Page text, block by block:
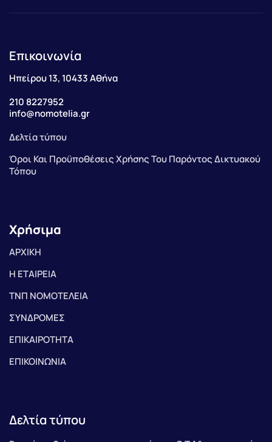
Επικοινωνία
Ηπείρου 13, 10433 Αθήνα
210 8227952
info@nomotelia.gr
Δελτία τύπου
Όροι Και Προϋποθέσεις Χρήσης Του Παρόντος Δικτυακού
Τόπου
Χρήσιμα
ΑΡΧΙΚΗ
Η ΕΤΑΙΡΕΙΑ
ΤΝΠ ΝΟΜΟΤΕΛΕΙΑ
ΣΥΝΔΡΟΜΕΣ
ΕΠΙΚΑΙΡΟΤΗΤΑ
ΕΠΙΚΟΙΝΩΝΙΑ
Δελτία τύπου